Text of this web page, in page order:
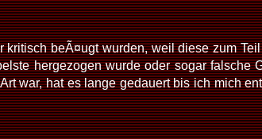
beÃ¤ugt wurden, weil diese zum
hergezogen wurde oder sogar falsche
war, hat es lange gedauert bis ich mich